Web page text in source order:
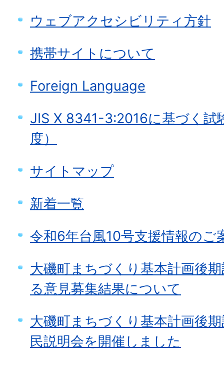
ウェブアクセシビリティ方針
携帯サイトについて
Foreign Language
JIS X 8341-3:2016に基づく試
度）
サイトマップ
新着一覧
令和6年台風10号支援情報のご
大磯町まちづくり基本計画後
る意見募集結果について
大磯町まちづくり基本計画後
民説明会を開催しました